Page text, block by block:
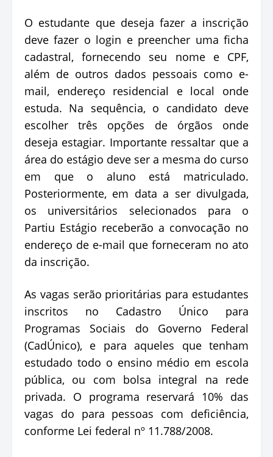
O estudante que deseja fazer a inscrição
deve fazer o login e preencher uma ficha
cadastral, fornecendo seu nome e CPF,
além de outros dados pessoais como e-
mail, endereço residencial e local onde
estuda. Na sequência, o candidato deve
escolher três opções de órgãos onde
deseja estagiar. Importante ressaltar que a
área do estágio deve ser a mesma do curso
em que o aluno está matriculado.
Posteriormente, em data a ser divulgada,
os universitários selecionados para o
Partiu Estágio receberão a convocação no
endereço de e-mail que forneceram no ato
da inscrição.
As vagas serão prioritárias para estudantes
inscritos no Cadastro Único para
Programas Sociais do Governo Federal
(CadÚnico), e para aqueles que tenham
estudado todo o ensino médio em escola
pública, ou com bolsa integral na rede
privada. O programa reservará 10% das
vagas do para pessoas com deficiência,
conforme Lei federal nº 11.788/2008.